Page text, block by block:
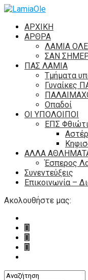
ΑΡΧΙΚΗ
ΑΡΘΡΑ
ΛΑΜΙΑ ΟΛΕ
ΣΑΝ
ΠΑΣ ΛΑΜΙΑ
Τμήματα
Γυναίκες
Οπαδοί
ΟΙ ΥΠΟΛΟΙΠΟΙ
ΕΠΣ
ΑΛΛΑ
Έσπερος
Συνεντεύξεις
Επικοινωνία –
Ακολουθήστε μας: